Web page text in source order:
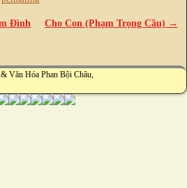
Đình
Cho Con (Phạm Trọng Cầu) →
Văn Hóa Phan Bội Châu,